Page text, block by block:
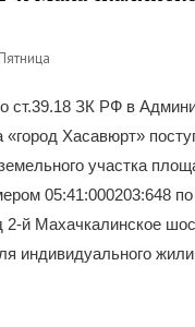
ст.39.18 ЗК РФ в
«город Хасавюрт»
участка
05:41:000203:648 по
2-й Махачкалинское
индивидуального